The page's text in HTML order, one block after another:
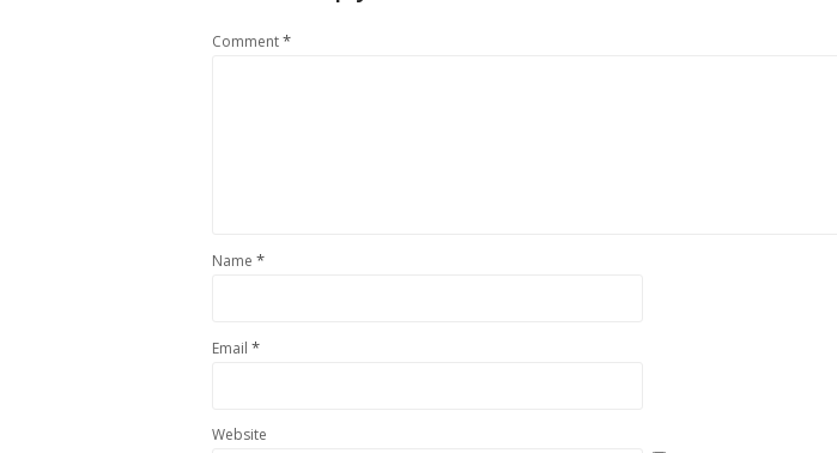
Comment*
Name *
Email *
Website